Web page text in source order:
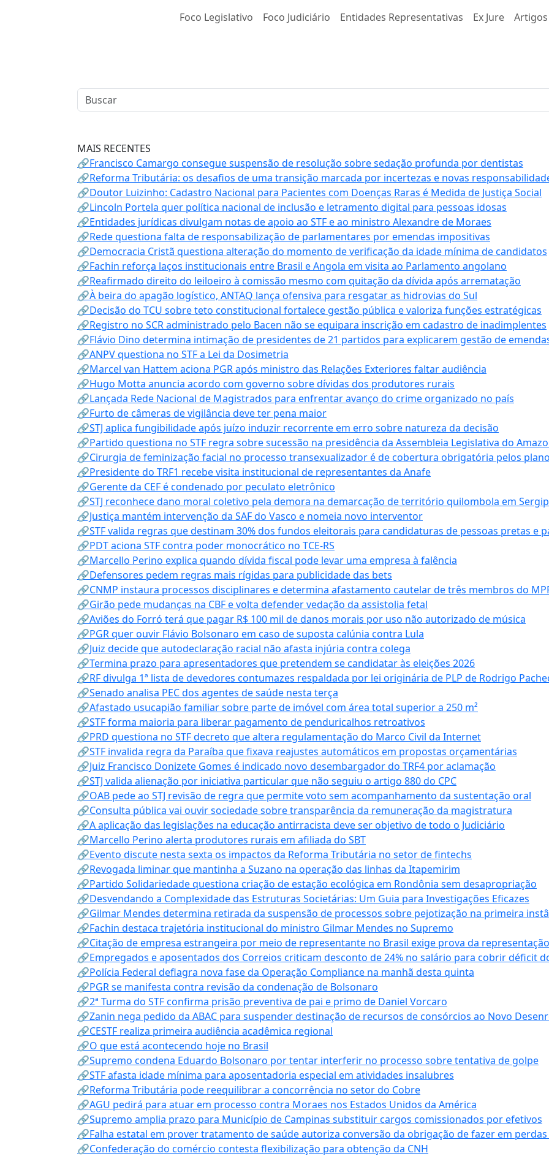
Foco Legislativo Foco Judiciário Entidades Representativas Ex Jure Artigos
MAIS RECENTES
🔗Francisco Camargo consegue suspensão de resolução sobre sedação profunda por dentistas
🔗Reforma Tributária: os desafios de uma transição marcada por incertezas e novas
🔗Doutor Luizinho: Cadastro Nacional para Pacientes com Doenças Raras é Medida de Justiça Social
🔗Lincoln Portela quer política nacional de inclusão e letramento digital para pessoas idosas
🔗Entidades jurídicas divulgam notas de apoio ao STF e ao ministro Alexandre de Moraes
🔗Rede questiona falta de responsabilização de parlamentares por emendas impositivas
🔗Democracia Cristã questiona alteração do momento de verificação da idade mínima de candidatos
🔗Fachin reforça laços institucionais entre Brasil e Angola em visita ao Parlamento angolano
🔗Reafirmado direito do leiloeiro à comissão mesmo com quitação da dívida após arrematação
🔗À beira do apagão logístico, ANTAQ lança ofensiva para resgatar as hidrovias do Sul
🔗Decisão do TCU sobre teto constitucional fortalece gestão pública e valoriza funções estratégicas
🔗Registro no SCR administrado pelo Bacen não se equipara inscrição em cadastro de inadimplentes
🔗Flávio Dino determina intimação de presidentes de 21 partidos para explicarem gestão de
🔗ANPV questiona no STF a Lei da Dosimetria
🔗Marcel van Hattem aciona PGR após ministro das Relações Exteriores faltar audiência
🔗Hugo Motta anuncia acordo com governo sobre dívidas dos produtores rurais
🔗Lançada Rede Nacional de Magistrados para enfrentar avanço do crime organizado no país
🔗Furto de câmeras de vigilância deve ter pena maior
🔗STJ aplica fungibilidade após juízo induzir recorrente em erro sobre natureza da decisão
🔗Partido questiona no STF regra sobre sucessão na presidência da Assembleia Legislativa do
🔗Cirurgia de feminização facial no processo transexualizador é de cobertura obrigatória pelos
🔗Presidente do TRF1 recebe visita institucional de representantes da Anafe
🔗Gerente da CEF é condenado por peculato eletrônico
🔗STJ reconhece dano moral coletivo pela demora na demarcação de território quilombola em
🔗Justiça mantém intervenção da SAF do Vasco e nomeia novo interventor
🔗STF valida regras que destinam 30% dos fundos eleitorais para candidaturas de pessoas pretas e
🔗PDT aciona STF contra poder monocrático no TCE-RS
🔗Marcello Perino explica quando dívida fiscal pode levar uma empresa à falência
🔗Defensores pedem regras mais rígidas para publicidade das bets
🔗CNMP instaura processos disciplinares e determina afastamento cautelar de três membros do
🔗Girão pede mudanças na CBF e volta defender vedação da assistolia fetal
🔗Aviões do Forró terá que pagar R$ 100 mil de danos morais por uso não autorizado de música
🔗PGR quer ouvir Flávio Bolsonaro em caso de suposta calúnia contra Lula
🔗Juiz decide que autodeclaração racial não afasta injúria contra colega
🔗Termina prazo para apresentadores que pretendem se candidatar às eleições 2026
🔗RF divulga 1ª lista de devedores contumazes respaldada por lei originária de PLP de Rodrigo
🔗Senado analisa PEC dos agentes de saúde nesta terça
🔗Afastado usucapião familiar sobre parte de imóvel com área total superior a 250 m²
🔗STF forma maioria para liberar pagamento de penduricalhos retroativos
🔗PRD questiona no STF decreto que altera regulamentação do Marco Civil da Internet
🔗STF invalida regra da Paraíba que fixava reajustes automáticos em propostas orçamentárias
🔗Juiz Francisco Donizete Gomes é indicado novo desembargador do TRF4 por aclamação
🔗STJ valida alienação por iniciativa particular que não seguiu o artigo 880 do CPC
🔗OAB pede ao STJ revisão de regra que permite voto sem acompanhamento da sustentação oral
🔗Consulta pública vai ouvir sociedade sobre transparência da remuneração da magistratura
🔗A aplicação das legislações na educação antirracista deve ser objetivo de todo o Judiciário
🔗Marcello Perino alerta produtores rurais em afiliada do SBT
🔗Evento discute nesta sexta os impactos da Reforma Tributária no setor de fintechs
🔗Revogada liminar que mantinha a Suzano na operação das linhas da Itapemirim
🔗Partido Solidariedade questiona criação de estação ecológica em Rondônia sem desapropriação
🔗Desvendando a Complexidade das Estruturas Societárias: Um Guia para Investigações Eficazes
🔗Gilmar Mendes determina retirada da suspensão de processos sobre pejotização na primeira
🔗Fachin destaca trajetória institucional do ministro Gilmar Mendes no Supremo
🔗Citação de empresa estrangeira por meio de representante no Brasil exige prova da representação
🔗Empregados e aposentados dos Correios criticam desconto de 24% no salário para cobrir déficit
🔗Polícia Federal deflagra nova fase da Operação Compliance na manhã desta quinta
🔗PGR se manifesta contra revisão da condenação de Bolsonaro
🔗2ª Turma do STF confirma prisão preventiva de pai e primo de Daniel Vorcaro
🔗Zanin nega pedido da ABAC para suspender destinação de recursos de consórcios ao Novo
🔗CESTF realiza primeira audiência acadêmica regional
🔗O que está acontecendo hoje no Brasil
🔗Supremo condena Eduardo Bolsonaro por tentar interferir no processo sobre tentativa de golpe
🔗STF afasta idade mínima para aposentadoria especial em atividades insalubres
🔗Reforma Tributária pode reequilibrar a concorrência no setor do Cobre
🔗AGU pedirá para atuar em processo contra Moraes nos Estados Unidos da América
🔗Supremo amplia prazo para Município de Campinas substituir cargos comissionados por efetivos
🔗Falha estatal em prover tratamento de saúde autoriza conversão da obrigação de fazer em perdas
🔗Confederação do comércio contesta flexibilização para obtenção da CNH